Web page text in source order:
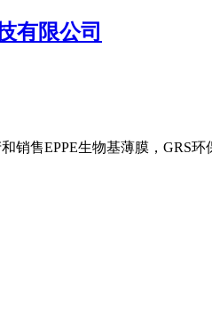
售EPPE生物基薄膜，GRS